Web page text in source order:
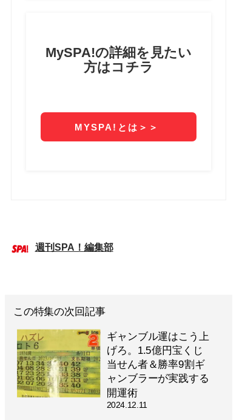
週刊SPA！編集部
この特集の次回記事
ギャンブル運はこう上
げろ。1.5億円宝くじ
当せん者＆勝率9割ギ
ャンブラーが実践する
開運術
2024.12.11